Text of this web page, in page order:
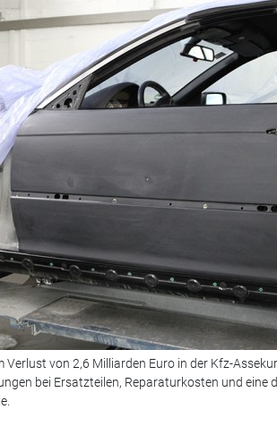
Verlust von 2,6 Milliarden Euro in der Kfz-
bei Ersatzteilen, Reparaturkosten und eine